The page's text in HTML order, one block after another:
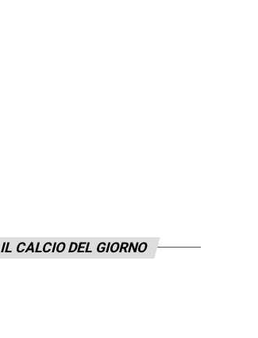
IL CALCIO DEL GIORNO